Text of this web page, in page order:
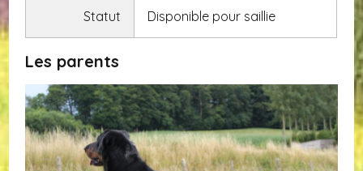
Statut Disponible pour saillie
Les parents